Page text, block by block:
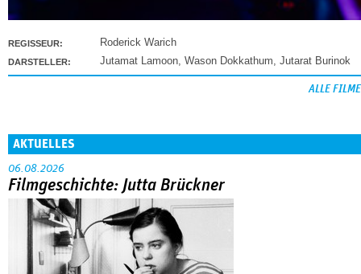
REGISSEUR: Roderick Warich
DARSTELLER: Jutamat Lamoon, Wason Dokkathum, Jutarat Burinok
ALLE FILME
AKTUELLES
06.08.2026
Filmgeschichte: Jutta Brückner